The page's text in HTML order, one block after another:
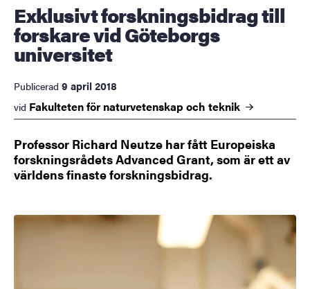
Exklusivt forskningsbidrag till
forskare vid Göteborgs
universitet
Publicerad 9 april 2018
vid Fakulteten för naturvetenskap och teknik
Professor Richard Neutze har fått Europeiska
forskningsrådets Advanced Grant, som är ett av
världens finaste forskningsbidrag.